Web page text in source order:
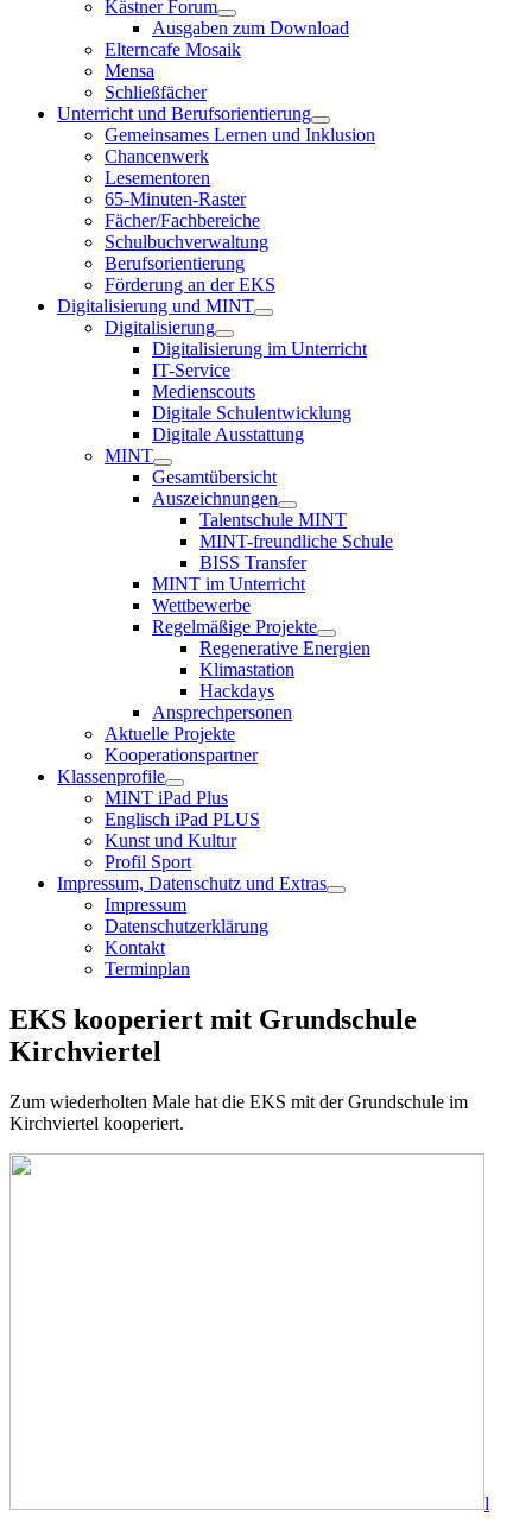
Kästner Forum
Ausgaben zum Download
Elterncafe Mosaik
Mensa
Schließfächer
Unterricht und Berufsorientierung
Gemeinsames Lernen und Inklusion
Chancenwerk
Lesementoren
65-Minuten-Raster
Fächer/Fachbereiche
Schulbuchverwaltung
Berufsorientierung
Förderung an der EKS
Digitalisierung und MINT
Digitalisierung
Digitalisierung im Unterricht
IT-Service
Medienscouts
Digitale Schulentwicklung
Digitale Ausstattung
MINT
Gesamtübersicht
Auszeichnungen
Talentschule MINT
MINT-freundliche Schule
BISS Transfer
MINT im Unterricht
Wettbewerbe
Regelmäßige Projekte
Regenerative Energien
Klimastation
Hackdays
Ansprechpersonen
Aktuelle Projekte
Kooperationspartner
Klassenprofile
MINT iPad Plus
Englisch iPad PLUS
Kunst und Kultur
Profil Sport
Impressum, Datenschutz und Extras
Impressum
Datenschutzerklärung
Kontakt
Terminplan
EKS kooperiert mit Grundschule
Kirchviertel
Zum wiederholten Male hat die EKS mit der Grundschule im
Kirchviertel kooperiert.
l